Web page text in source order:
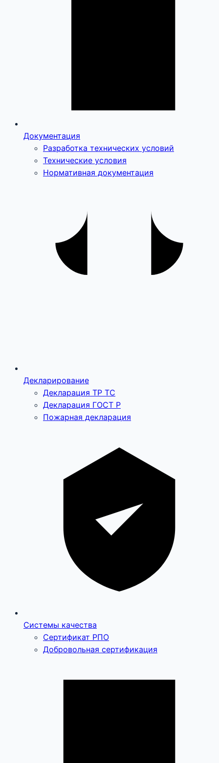
Документация
Разработка технических условий
Технические условия
Нормативная документация
Декларирование
Декларация ТР ТС
Декларация ГОСТ Р
Пожарная декларация
Системы качества
Сертификат РПО
Добровольная сертификация